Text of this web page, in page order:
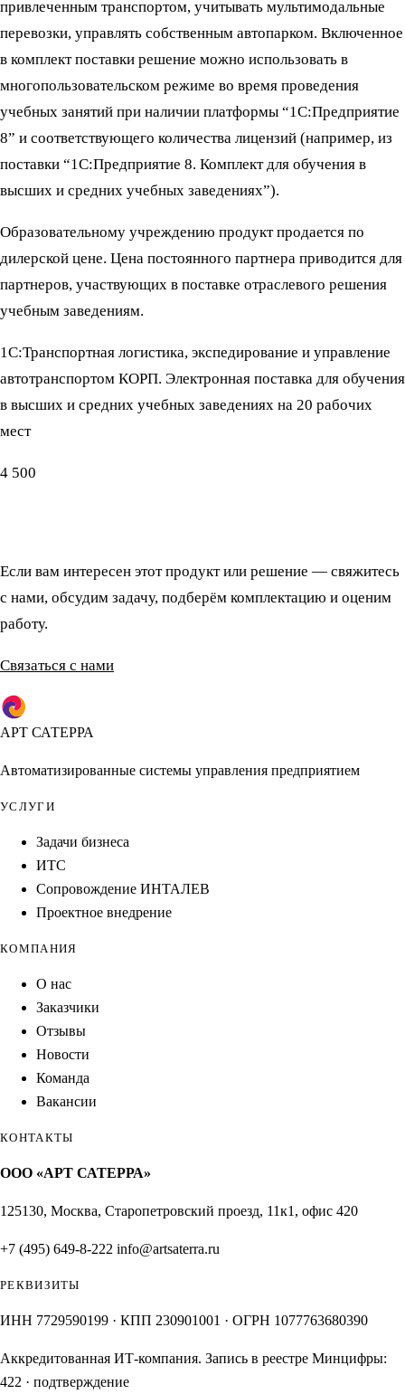
привлеченным транспортом, учитывать мультимодальные
перевозки, управлять собственным автопарком. Включенное
в комплект поставки решение можно использовать в
многопользовательском режиме во время проведения
учебных занятий при наличии платформы “1С:Предприятие
8” и соответствующего количества лицензий (например, из
поставки “1С:Предприятие 8. Комплект для обучения в
высших и средних учебных заведениях”).
Образовательному учреждению продукт продается по
дилерской цене. Цена постоянного партнера приводится для
партнеров, участвующих в поставке отраслевого решения
учебным заведениям.
1С:Транспортная логистика, экспедирование и управление
автотранспортом КОРП. Электронная поставка для обучения
в высших и средних учебных заведениях на 20 рабочих
мест
4 500
Если вам интересен этот продукт или решение — свяжитесь
с нами, обсудим задачу, подберём комплектацию и оценим
работу.
Связаться с нами
АРТ САТЕРРА
Автоматизированные системы управления предприятием
УСЛУГИ
Задачи бизнеса
ИТС
Сопровождение ИНТАЛЕВ
Проектное внедрение
КОМПАНИЯ
О нас
Заказчики
Отзывы
Новости
Команда
Вакансии
КОНТАКТЫ
ООО «АРТ САТЕРРА»
125130, Москва, Старопетровский проезд, 11к1, офис 420
+7 (495) 649-8-222 info@artsaterra.ru
РЕКВИЗИТЫ
ИНН 7729590199 · КПП 230901001 · ОГРН 1077763680390
Аккредитованная ИТ-компания. Запись в реестре Минцифры:
422 · подтверждение